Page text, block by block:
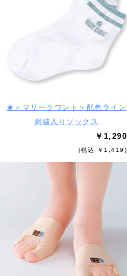
★＜マリークワント＞配色ライン
刺繍入りソックス
￥1,290
(税込 ￥1,419)